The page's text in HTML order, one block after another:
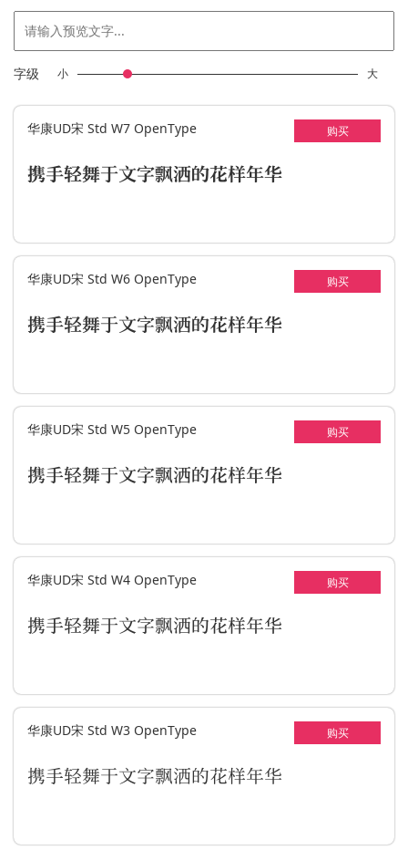
字级 小 大
华康UD宋 Std W7 OpenType 购买
携手轻舞于文字飘洒的花样年华
华康UD宋 Std W6 OpenType 购买
携手轻舞于文字飘洒的花样年华
华康UD宋 Std W5 OpenType 购买
携手轻舞于文字飘洒的花样年华
华康UD宋 Std W4 OpenType 购买
携手轻舞于文字飘洒的花样年华
华康UD宋 Std W3 OpenType 购买
携手轻舞于文字飘洒的花样年华